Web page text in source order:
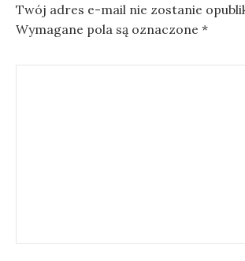
i
Twój adres e-mail nie zostanie
Wymagane pola są oznaczone *